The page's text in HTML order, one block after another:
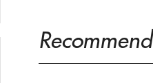
Recommend